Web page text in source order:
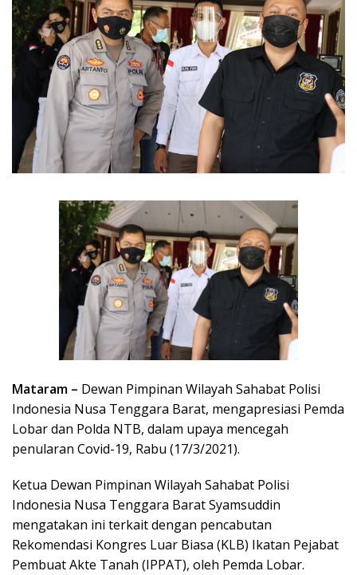
Mataram – Dewan Pimpinan Wilayah Sahabat Polisi
Indonesia Nusa Tenggara Barat, mengapresiasi Pemda
Lobar dan Polda NTB, dalam upaya mencegah
penularan Covid-19, Rabu (17/3/2021).
Ketua Dewan Pimpinan Wilayah Sahabat Polisi
Indonesia Nusa Tenggara Barat Syamsuddin
mengatakan ini terkait dengan pencabutan
Rekomendasi Kongres Luar Biasa (KLB) Ikatan Pejabat
Pembuat Akte Tanah (IPPAT), oleh Pemda Lobar.